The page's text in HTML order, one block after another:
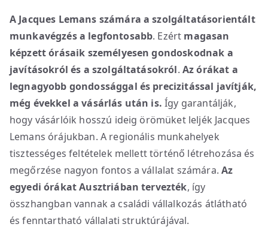
A Jacques Lemans számára a szolgáltatásorientált
munkavégzés a legfontosabb. Ezért magasan
képzett órásaik személyesen gondoskodnak a
javításokról és a szolgáltatásokról. Az órákat a
legnagyobb gondossággal és precizitással javítják,
még évekkel a vásárlás után is. Így garantálják,
hogy vásárlóik hosszú ideig örömüket leljék Jacques
Lemans órájukban. A regionális munkahelyek
tisztességes feltételek mellett történő létrehozása és
megőrzése nagyon fontos a vállalat számára.Az
egyedi órákat Ausztriában tervezték, így
összhangban vannak a családi vállalkozás átlátható
és fenntartható vállalati struktúrájával.